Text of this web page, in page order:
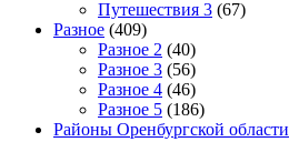
Путешествия 3 (67)
Разное (409)
Разное 2 (40)
Разное 3 (56)
Разное 4 (46)
Разное 5 (186)
Районы Оренбургской области